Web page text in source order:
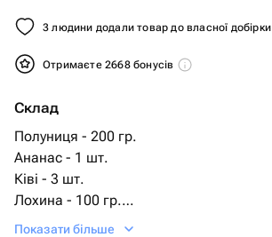
3 людини додали товар до власної добірки
Отримаєте 2668 бонусів
Склад
Полуниця - 200 гр.
Ананас - 1 шт.
Ківі - 3 шт.
Лохина - 100 гр.
Авокадо - 1 шт.
Показати більше